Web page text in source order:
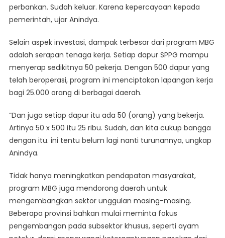
perbankan. Sudah keluar. Karena kepercayaan kepada
pemerintah, ujar Anindya.
Selain aspek investasi, dampak terbesar dari program MBG
adalah serapan tenaga kerja. Setiap dapur SPPG mampu
menyerap sedikitnya 50 pekerja. Dengan 500 dapur yang
telah beroperasi, program ini menciptakan lapangan kerja
bagi 25.000 orang di berbagai daerah.
“Dan juga setiap dapur itu ada 50 (orang) yang bekerja.
Artinya 50 x 500 itu 25 ribu. Sudah, dan kita cukup bangga
dengan itu. ini tentu belum lagi nanti turunannya, ungkap
Anindya.
Tidak hanya meningkatkan pendapatan masyarakat,
program MBG juga mendorong daerah untuk
mengembangkan sektor unggulan masing-masing.
Beberapa provinsi bahkan mulai meminta fokus
pengembangan pada subsektor khusus, seperti ayam